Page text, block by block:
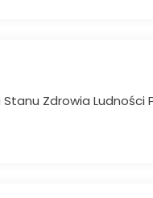
Zdrowia